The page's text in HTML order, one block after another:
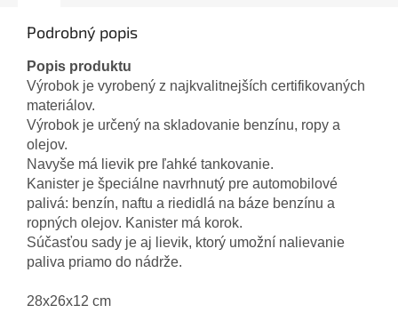
Podrobný popis
Popis produktu
Výrobok je vyrobený z najkvalitnejších certifikovaných
materiálov.
Výrobok je určený na skladovanie benzínu, ropy a
olejov.
Navyše má lievik pre ľahké tankovanie.
Kanister je špeciálne navrhnutý pre automobilové
palivá: benzín, naftu a riedidlá na báze benzínu a
ropných olejov. Kanister má korok.
Súčasťou sady je aj lievik, ktorý umožní nalievanie
paliva priamo do nádrže.
28x26x12 cm